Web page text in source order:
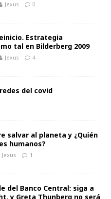
Jexus 0
Estrategia
tal en Bilderberg 2009
Jexus 4
del covid
salvar al planeta y ¿Quién
humanos?
Jexus 1
del Banco Central: siga a
y Greta Thunberg no será